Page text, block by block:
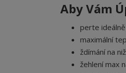
Aby Vám
perte
maximální
ždímání na
žehlení max